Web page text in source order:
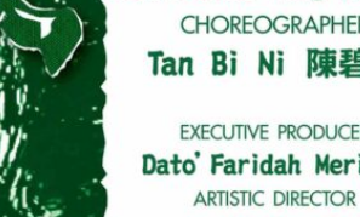
EN
Cari laman web